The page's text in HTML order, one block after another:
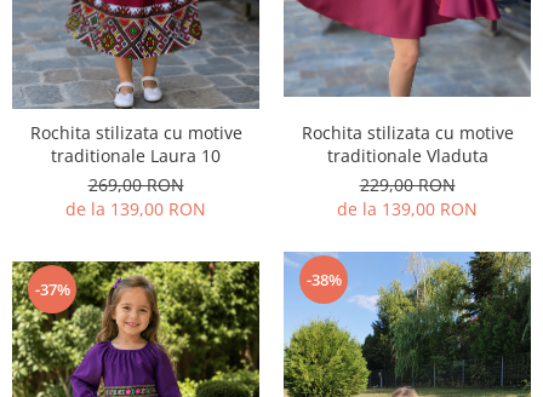
Rochita stilizata cu motive
traditionale Laura 10
269,00 RON
de la 139,00 RON
Rochita stilizata cu motive
traditionale Vladuta
229,00 RON
de la 139,00 RON
-37% -38%